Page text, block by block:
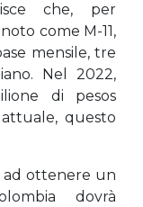
che, per
come M-11,
mensile, tre
Nel 2022,
di pesos
questo
ad ottenere un
dovrà